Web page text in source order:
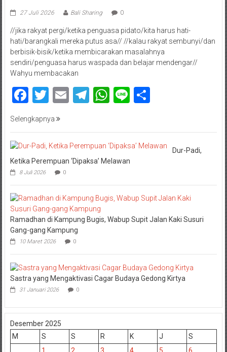
27 Juli 2026 Bali Sharing 0
//jika rakyat pergi/ketika penguasa pidato/kita harus hati-
hati/barangkali mereka putus asa// //kalau rakyat sembunyi/dan
berbisik-bisik/ketika membicarakan masalahnya
sendiri/penguasa harus waspada dan belajar mendengar//
Wahyu membacakan
Facebook
Twitter
EmailTelegram
WhatsApp
LineShare
Selengkapnya
Dur-Padi,
Ketika Perempuan ‘Dipaksa’ Melawan
8 Juli 2026 0
Ramadhan di Kampung Bugis, Wabup Supit Jalan Kaki Susuri
Gang-gang Kampung
10 Maret 2026 0
Sastra yang Mengaktivasi Cagar Budaya Gedong Kirtya
31 Januari 2026 0
Desember 2025
M
S S R K J
S